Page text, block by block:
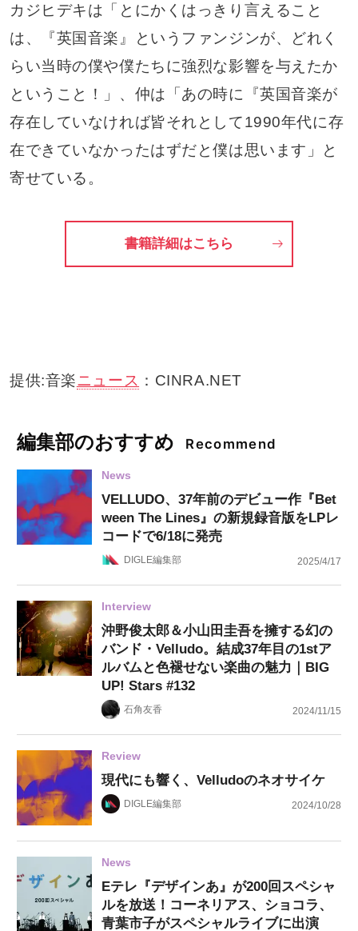
カジヒデキは「とにかくはっきり言えること
は、『英国音楽』というファンジンが、どれく
らい当時の僕や僕たちに強烈な影響を与えたか
ということ！」、仲は「あの時に『英国音楽が
存在していなければ皆それとして1990年代に存
在できていなかったはずだと僕は思います」と
寄せている。
書籍詳細はこちら
提供:音楽ニュース ：CINRA.NET
編集部のおすすめ Recommend
News
VELLUDO、37年前のデビュー作『Bet
ween The Lines』の新規録音版をLPレ
コードで6/18に発売
DIGLE編集部 2025/4/17
Interview
沖野俊太郎＆小山田圭吾を擁する幻の
バンド・Velludo。結成37年目の1stア
ルバムと色褪せない楽曲の魅力｜BIG
UP! Stars #132
石角友香 2024/11/15
Review
現代にも響く、Velludoのネオサイケ
DIGLE編集部 2024/10/28
News
Eテレ『デザインあ』が200回スペシャ
ルを放送！コーネリアス、ショコラ、
青葉市子がスペシャルライブに出演